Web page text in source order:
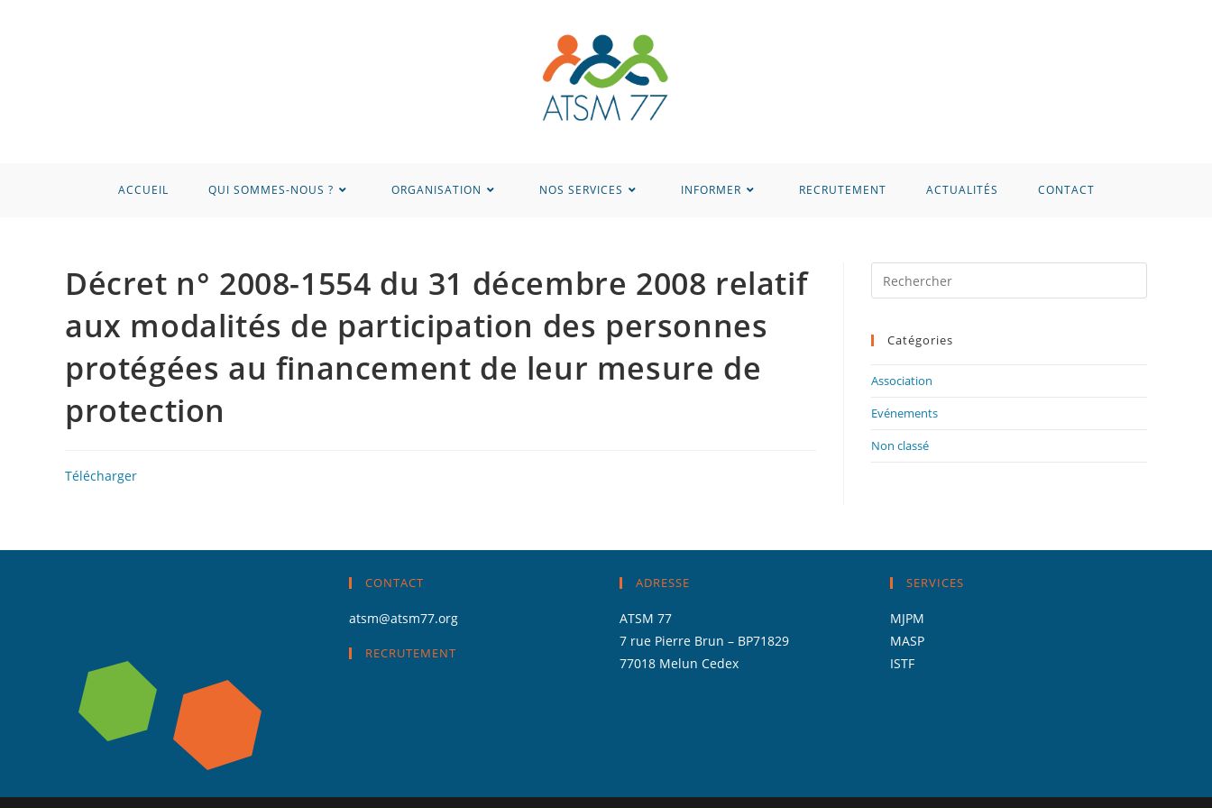
ACCUEIL QUI SOMMES-NOUS ? ORGANISATION NOS SERVICES INFORMER RECRUTEMENT ACTUALITÉS CONTACT
Décret n° 2008-1554 du 31 décembre 2008 relatif
aux modalités de participation des personnes
protégées au financement de leur mesure de
protection
Télécharger
Catégories
Association
Evénements
Non classé
CONTACT
atsm@atsm77.org
RECRUTEMENT
ADRESSE
ATSM 77
7 rue Pierre Brun – BP71829
77018 Melun Cedex
SERVICES
MJPM
MASP
ISTF